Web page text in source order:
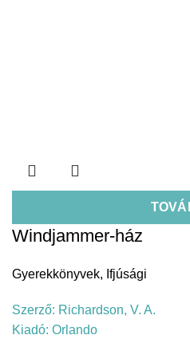
Windjammer-ház
Gyerekkönyvek, Ifjúsági
Szerző: Richardson, V. A.
Kiadó: Orlando